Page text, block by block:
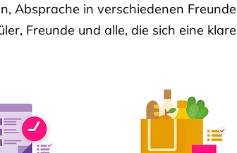
Absprache in verschiedenen
Freunde und alle, die sich eine